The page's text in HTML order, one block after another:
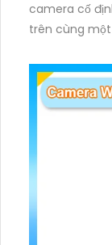
camera cố
trên cùng
ánh sáng.
ảnh có màu
phạm vi 3m.